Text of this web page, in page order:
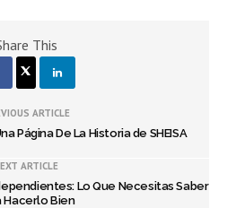
This
ARTICLE
Página De La Historia de SHEISA
ARTICLE
Lo Que Necesitas Saber
Hacerlo Bien